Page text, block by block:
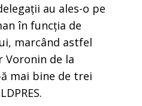
au ales-o pe
în funcția de
marcând astfel
Voronin de la
mai bine de trei